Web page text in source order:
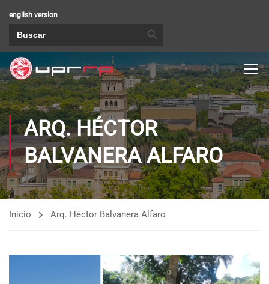
english version
ARQ. HÉCTOR
BALVANERA ALFARO
Inicio Arq. Héctor Balvanera Alfaro